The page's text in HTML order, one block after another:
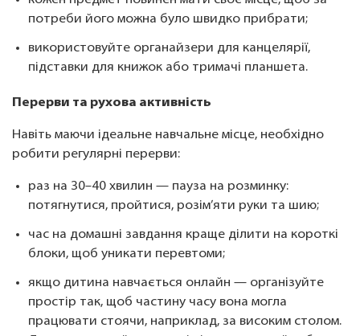
потреби його можна було швидко прибрати;
використовуйте органайзери для канцелярії,
підставки для книжок або тримачі планшета.
Перерви та рухова активність
Навіть маючи ідеальне навчальне місце, необхідно
робити регулярні перерви:
раз на 30–40 хвилин — пауза на розминку:
потягнутися, пройтися, розім’яти руки та шию;
час на домашні завдання краще ділити на короткі
блоки, щоб уникати перевтоми;
якщо дитина навчається онлайн — організуйте
простір так, щоб частину часу вона могла
працювати стоячи, наприклад, за високим столом.